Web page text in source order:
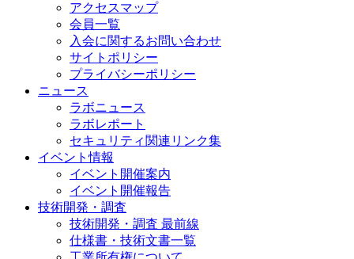
アクセスマップ
会員一覧
入会に関するお問い合わせ
サイトポリシー
プライバシーポリシー
ニュース
ラボニュース
ラボレポート
セキュリティ関連リンク集
イベント情報
イベント開催案内
イベント開催報告
技術開発・調査
技術開発・調査 最前線
仕様書・技術文書一覧